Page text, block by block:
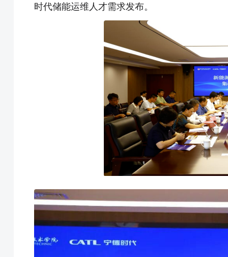
时代储能运维人才需求发布。